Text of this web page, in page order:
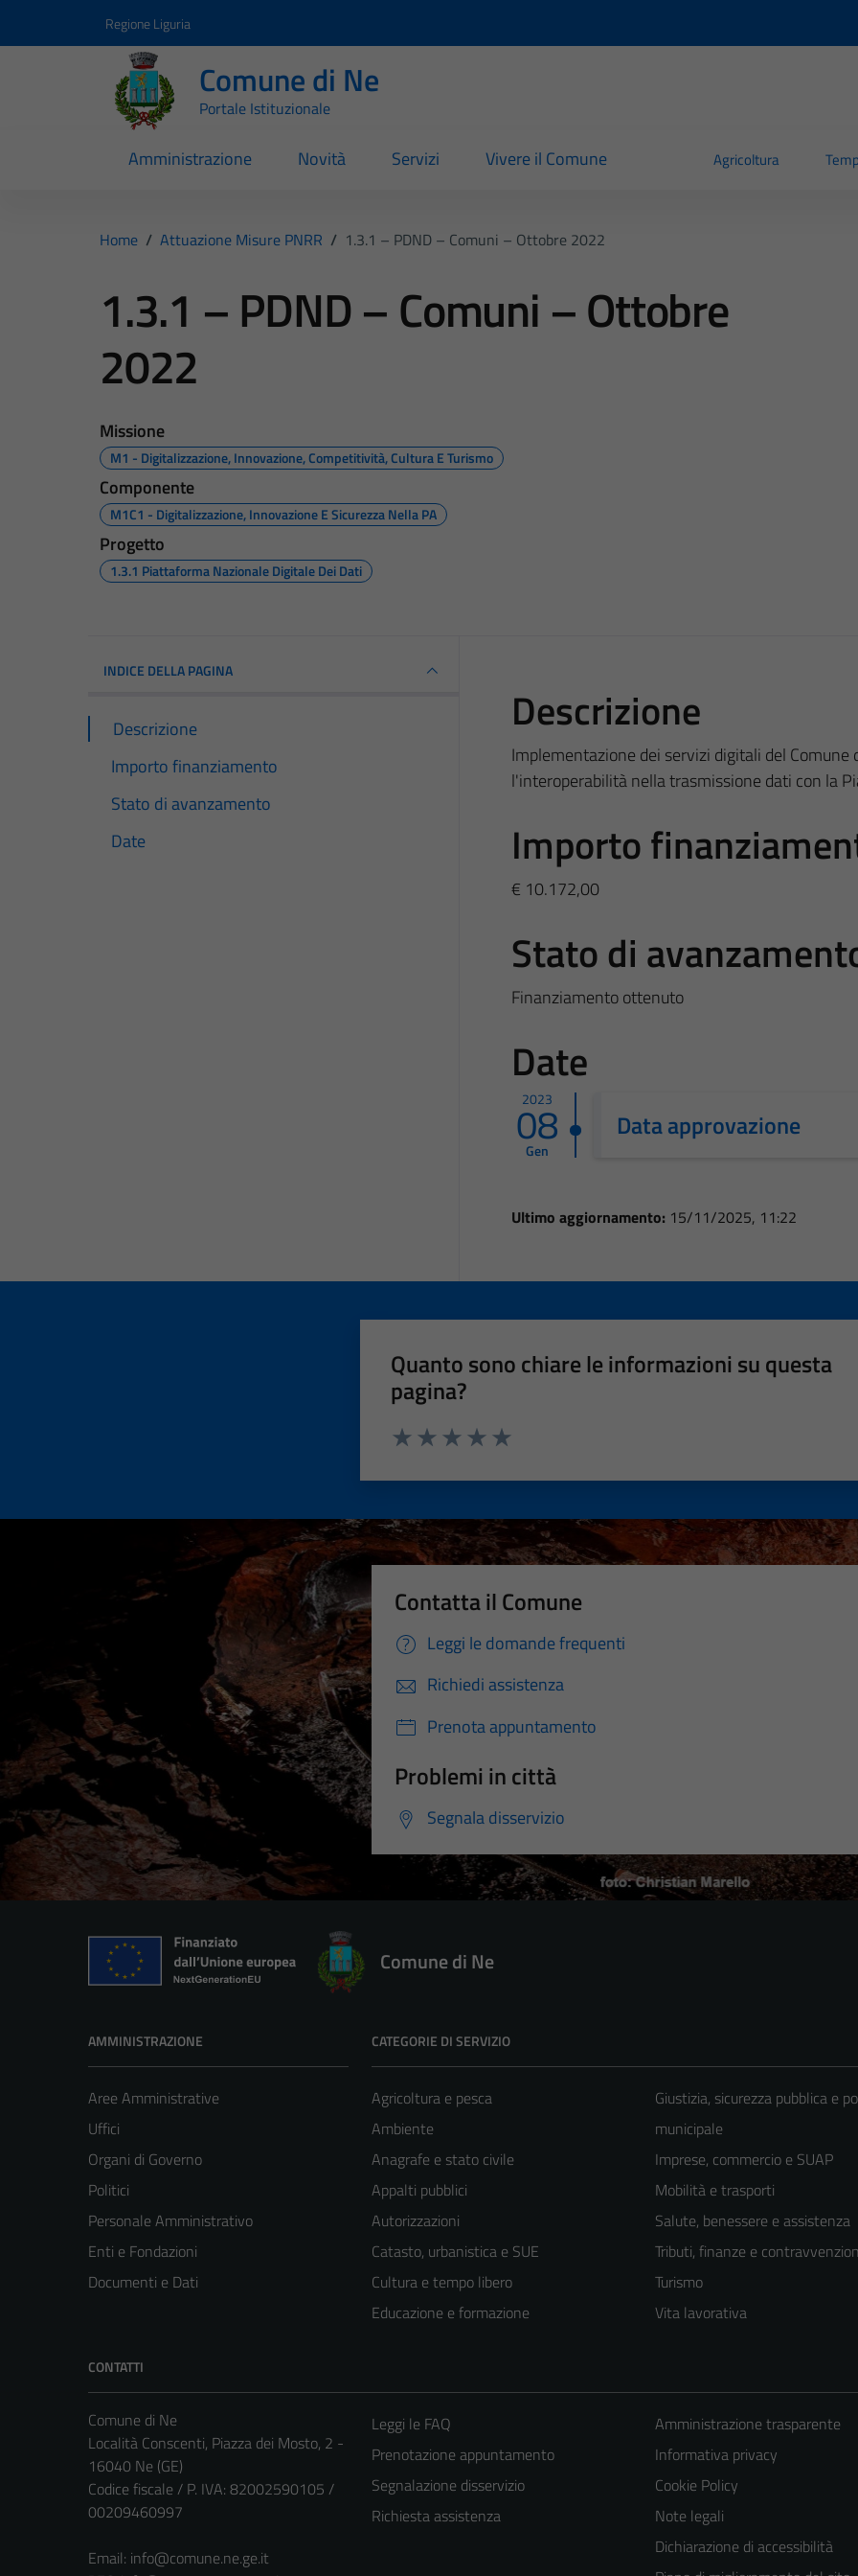
Regione Liguria
Comune di Ne
Portale Istituzionale
Amministrazione Novità Servizi Vivere il Comune Agricoltura
Home / Attuazione Misure PNRR / 1.3.1 – PDND – Comuni – Ottobre 2022
1.3.1 – PDND – Comuni – Ottobre
2022
Missione
M1 - Digitalizzazione, Innovazione, Competitività, Cultura E Turismo
Componente
M1C1 - Digitalizzazione, Innovazione E Sicurezza Nella PA
Progetto
1.3.1 Piattaforma Nazionale Digitale Dei Dati
INDICE DELLA PAGINA
Descrizione
Importo finanziamento
Stato di avanzamento
Date
Descrizione
Implementazione dei servizi digitali del Comune
l'interoperabilità nella trasmissione dati con la
Importo
€ 10.172,00
Stato di
Finanziamento ottenuto
Date
2023
08
Gen
Data approvazione
Ultimo aggiornamento: 15/11/2025, 11:22
Quanto sono chiare le informazioni su questa
pagina?
Contatta il Comune
Leggi le domande frequenti
Richiedi assistenza
Prenota appuntamento
Problemi in città
Segnala disservizio
Comune di Ne
AMMINISTRAZIONE
Aree Amministrative
Uffici
Organi di Governo
Politici
Personale Amministrativo
Enti e Fondazioni
Documenti e Dati
CATEGORIE DI SERVIZIO
Agricoltura e pesca
Ambiente
Anagrafe e stato civile
Appalti pubblici
Autorizzazioni
Catasto, urbanistica e SUE
Cultura e tempo libero
Educazione e formazione
Giustizia, sicurezza pubblica e
municipale
Imprese, commercio e SUAP
Mobilità e trasporti
Salute, benessere e assistenza
Tributi, finanze e
Turismo
Vita lavorativa
CONTATTI
Comune di Ne
Località Conscenti, Piazza dei Mosto, 2 -
16040 Ne (GE)
Codice fiscale / P. IVA: 82002590105 /
00209460997
Email: info@comune.ne.ge.it
Leggi le FAQ
Prenotazione appuntamento
Segnalazione disservizio
Richiesta assistenza
Amministrazione trasparente
Informativa privacy
Cookie Policy
Note legali
Dichiarazione di accessibilità